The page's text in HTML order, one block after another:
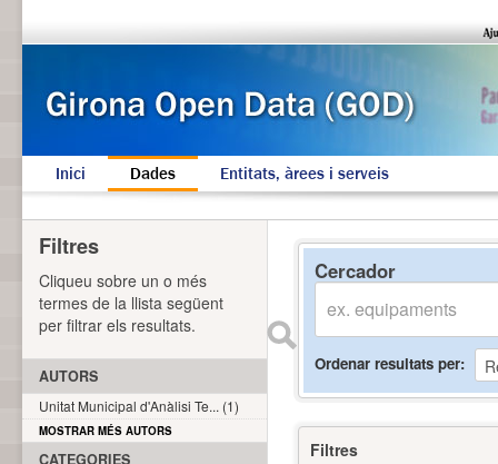
Inici Dades Entitats, àrees i serveis
Cercador
Ordenar resultats per
Filtres
Filtres
Cliqueu sobre un o més
termes de la llista següent
per filtrar els resultats.
AUTORS
Unitat Municipal d'Anàlisi Te... (1)
MOSTRAR MÉS AUTORS
CATEGORIES